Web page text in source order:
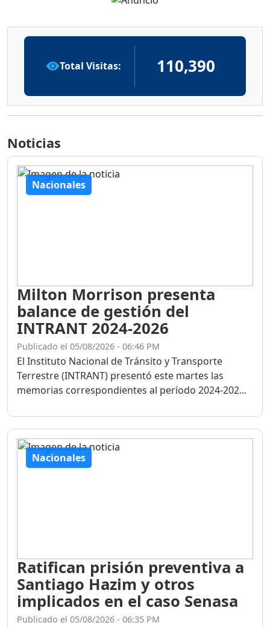
Total Visitas: 110,390
Noticias
Nacionales
Milton Morrison presenta
balance de gestión del
INTRANT 2024-2026
Publicado el 05/08/2026 - 06:46 PM
El Instituto Nacional de Tránsito y Transporte
Terrestre (INTRANT) presentó este martes las
memorias correspondientes al período 2024-202...
Nacionales
Ratifican prisión preventiva a
Santiago Hazim y otros
implicados en el caso Senasa
Publicado el 05/08/2026 - 06:35 PM